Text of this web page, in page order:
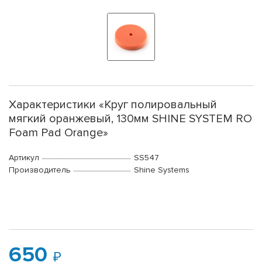
Характеристики «Круг полировальный
мягкий оранжевый, 130мм SHINE SYSTEM RO
Foam Pad Orange»
Артикул
SS547
Производитель
Shine Systems
650